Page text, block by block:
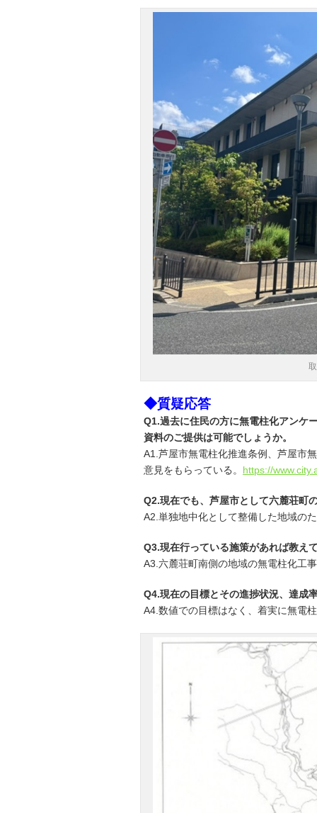
◆質疑応答
Q1.過去に住民の方に無電柱化アンケ
資料のご提供は可能でしょうか。
A1.芦屋市無電柱化推進条例、芦屋市
意見をもらっている。 https://
Q2.現在でも、芦屋市として六麓荘町
A2.単独地中化として整備した地域の
Q3.現在行っている施策があれば教え
A3.六麓荘町南側の地域の無電柱化工
Q4.現在の目標とその進捗状況、達成
A4.数値での目標はなく、着実に無電